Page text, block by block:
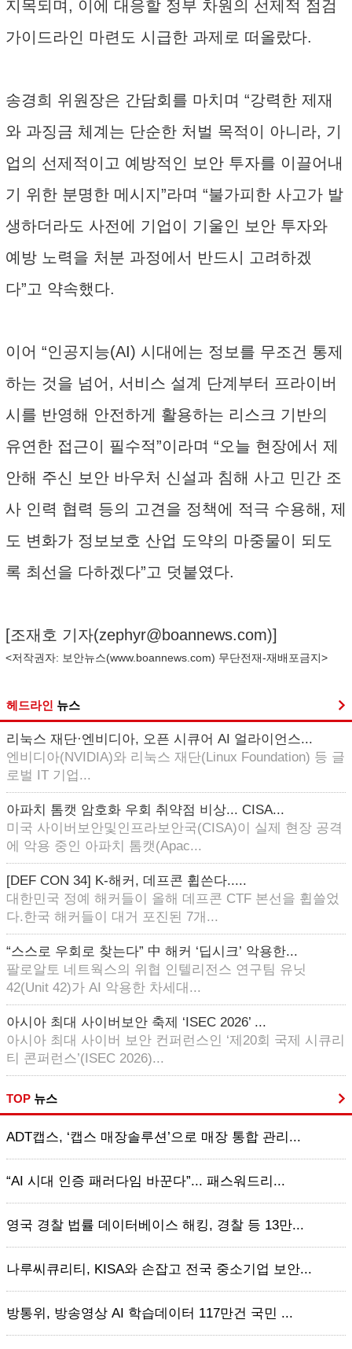
지목되며, 이에 대응할 정부 차원의 선제적 점검
가이드라인 마련도 시급한 과제로 떠올랐다.
송경희 위원장은 간담회를 마치며 “강력한 제재
와 과징금 체계는 단순한 처벌 목적이 아니라, 기
업의 선제적이고 예방적인 보안 투자를 이끌어내
기 위한 분명한 메시지”라며 “불가피한 사고가 발
생하더라도 사전에 기업이 기울인 보안 투자와
예방 노력을 처분 과정에서 반드시 고려하겠
다”고 약속했다.
이어 “인공지능(AI) 시대에는 정보를 무조건 통제
하는 것을 넘어, 서비스 설계 단계부터 프라이버
시를 반영해 안전하게 활용하는 리스크 기반의
유연한 접근이 필수적”이라며 “오늘 현장에서 제
안해 주신 보안 바우처 신설과 침해 사고 민간 조
사 인력 협력 등의 고견을 정책에 적극 수용해, 제
도 변화가 정보보호 산업 도약의 마중물이 되도
록 최선을 다하겠다”고 덧붙였다.
[조재호 기자(zephyr@boannews.com)]
<저작권자: 보안뉴스(www.boannews.com) 무단전재-재배포금지>
헤드라인 뉴스
리눅스 재단·엔비디아, 오픈 시큐어 AI 얼라이언스...
엔비디아(NVIDIA)와 리눅스 재단(Linux Foundation) 등 글
로벌 IT 기업...
아파치 톰캣 암호화 우회 취약점 비상... CISA...
미국 사이버보안및인프라보안국(CISA)이 실제 현장 공격
에 악용 중인 아파치 톰캣(Apac...
[DEF CON 34] K-해커, 데프콘 휩쓴다.....
대한민국 정예 해커들이 올해 데프콘 CTF 본선을 휩쓸었
다.한국 해커들이 대거 포진된 7개...
“스스로 우회로 찾는다” 中 해커 ‘딥시크’ 악용한...
팔로알토 네트웍스의 위협 인텔리전스 연구팀 유닛
42(Unit 42)가 AI 악용한 차세대...
아시아 최대 사이버보안 축제 ‘ISEC 2026’ ...
아시아 최대 사이버 보안 컨퍼런스인 ‘제20회 국제 시큐리
티 콘퍼런스’(ISEC 2026)...
TOP 뉴스
ADT캡스, ‘캡스 매장솔루션’으로 매장 통합 관리...
“AI 시대 인증 패러다임 바꾼다”... 패스워드리...
영국 경찰 법률 데이터베이스 해킹, 경찰 등 13만...
나루씨큐리티, KISA와 손잡고 전국 중소기업 보안...
방통위, 방송영상 AI 학습데이터 117만건 국민 ...